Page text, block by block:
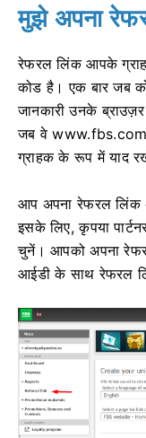
मुझे अपना
रेफरल लिंक आपके
कोड है। एक बार जब
जानकारी उनके
जब वे www.fbs.com
ग्राहक के रूप में याद
आप अपना रेफरल लिंक
इसके लिए, कृपया
चुनें। आपको अपना
आईडी के साथ रेफरल